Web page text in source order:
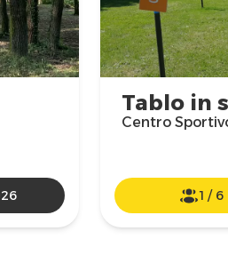
Tablo in
Centro
1 / 6